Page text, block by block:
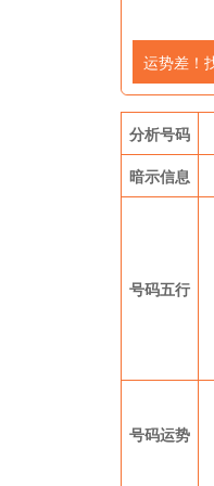
运势差！
分析号码
暗示信息
号码五行
号码运势